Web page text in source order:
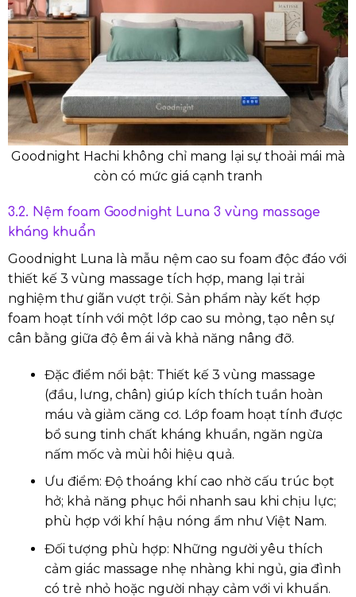
Goodnight Hachi không chỉ mang lại sự thoải mái mà
còn có mức giá cạnh tranh
3.2. Nệm foam Goodnight Luna 3 vùng massage
kháng khuẩn
Goodnight Luna là mẫu nệm cao su foam độc đáo với
thiết kế 3 vùng massage tích hợp, mang lại trải
nghiệm thư giãn vượt trội. Sản phẩm này kết hợp
foam hoạt tính với một lớp cao su mỏng, tạo nên sự
cân bằng giữa độ êm ái và khả năng nâng đỡ.
Đặc điểm nổi bật: Thiết kế 3 vùng massage
(đầu, lưng, chân) giúp kích thích tuần hoàn
máu và giảm căng cơ. Lớp foam hoạt tính được
bổ sung tinh chất kháng khuẩn, ngăn ngừa
nấm mốc và mùi hôi hiệu quả.
Ưu điểm: Độ thoáng khí cao nhờ cấu trúc bọt
hở; khả năng phục hồi nhanh sau khi chịu lực;
phù hợp với khí hậu nóng ẩm như Việt Nam.
Đối tượng phù hợp: Những người yêu thích
cảm giác massage nhẹ nhàng khi ngủ, gia đình
có trẻ nhỏ hoặc người nhạy cảm với vi khuẩn.